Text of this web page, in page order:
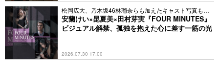
松岡広大、乃木坂46林瑠奈らも加えたキャスト写真も到
着
安蘭けい×昆夏美×田村芽実『FOUR MINUTES』
ビジュアル解禁、孤独を抱えた心に差す一筋の光
2026.07.30 17:00